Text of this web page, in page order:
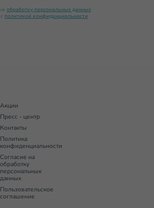
обработку персональных данных
политикой конфиденциальности
Акции
Пресс - центр
Контакты
Политика
конфиденциальности
Согласие на
обработку
персональных
данных
Пользовательское
соглашение